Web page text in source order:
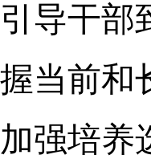
引导干部
握当前和
加强培养